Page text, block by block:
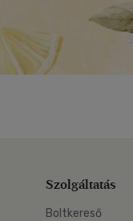
Szolgáltatás
Boltkereső